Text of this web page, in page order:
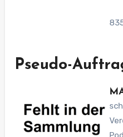
Pseudo-
schwarz, IE weinrot,